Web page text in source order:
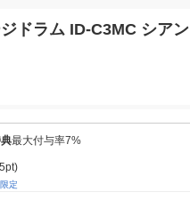
ドラム ID-C3MC シアン
最大付与率7%
定